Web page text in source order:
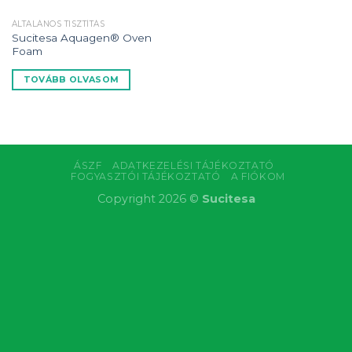
ÁLTALÁNOS TISZTÍTÁS
Sucitesa Aquagen® Oven
Foam
TOVÁBB OLVASOM
ÁSZF
ADATKEZELÉSI TÁJÉKOZTATÓ
FOGYASZTÓI TÁJÉKOZTATÓ
A FIÓKOM
Copyright 2026 © Sucitesa